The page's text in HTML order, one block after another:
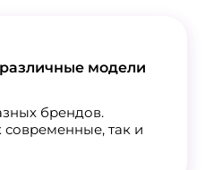
модели
брендов.
современные, так и